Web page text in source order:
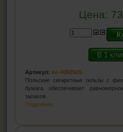
Цена: 73
В 1
Артикул: ko-400250S
Польские сигаретные гильзы с
бумага обеспечивает
запахов
Подробнее...